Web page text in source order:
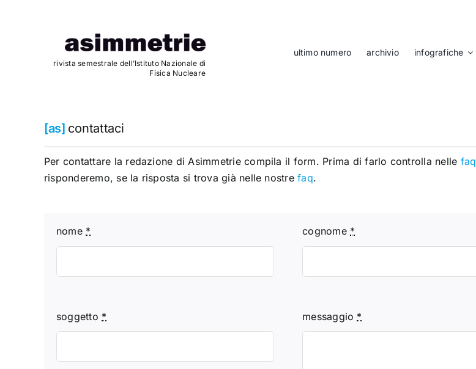
rivista semestrale dell’Istituto Nazionale di
Fisica Nucleare
ultimo numero archivio infografiche
[as] contattaci
Per contattare la redazione di Asimmetrie compila il form. Prima di farlo controlla nelle faq
risponderemo, se la risposta si trova già nelle nostrefaq.
nome * cognome *
soggetto * messaggio *